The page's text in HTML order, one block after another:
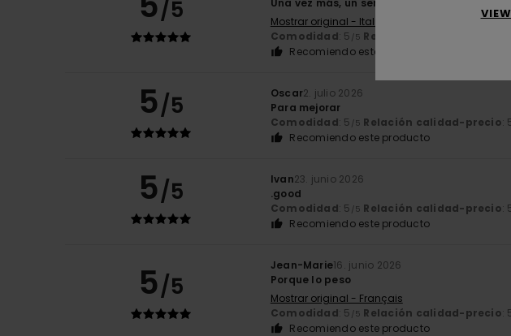
/5
Una vez más, un servicio excelente y un
Mostrar original - Italiano
Comodidad: 5 /5 Relación calidad-precio
Recomiendo este producto
5/5 Oscar2. julio 2026
Para mejorar
Comodidad: 5 /5 Relación calidad-precio:
Recomiendo este producto
5/5 Ivan23. junio 2026
.good
Comodidad: 5 /5 Relación calidad-precio:
Recomiendo este producto
5/5
Jean-Marie16. junio 2026
Porque lo peso
Mostrar original - Français
Comodidad: 5 /5 Relación calidad-precio:
Recomiendo este producto